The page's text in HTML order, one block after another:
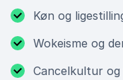
Køn og
Wokeisme og
Cancelkultur